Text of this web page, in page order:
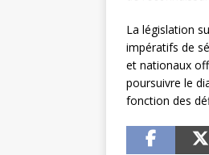
La législation
impératifs de
et nationaux
poursuivre le
fonction des